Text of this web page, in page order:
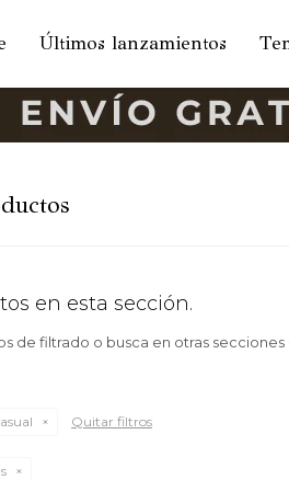
Últimos lanzamientos
en esta sección.
de filtrado o busca en otras secciones
Quitar filtros